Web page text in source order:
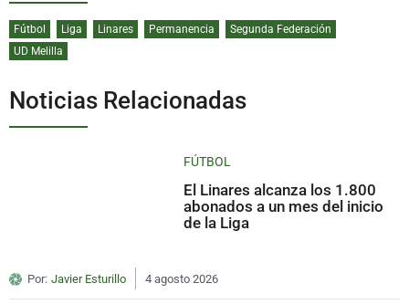
Fútbol Liga Linares Permanencia
Segunda Federación
UD Melilla
Noticias Relacionadas
FÚTBOL
El Linares alcanza los 1.800
abonados a un mes del inicio
de la Liga
Por: Javier Esturillo 4 agosto 2026